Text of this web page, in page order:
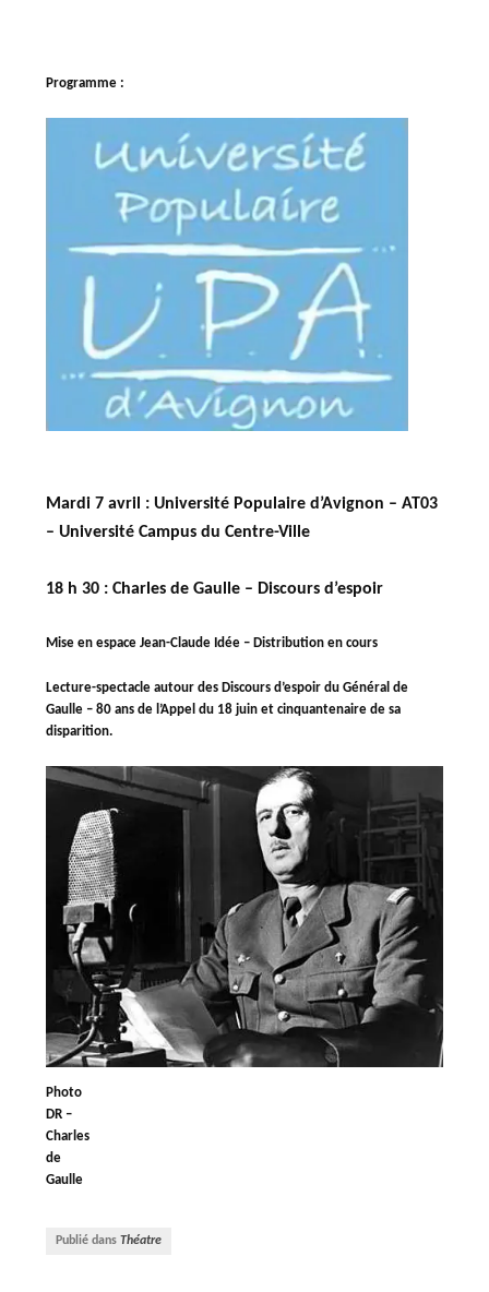
Programme :
Mardi 7 avril : Université Populaire d’Avignon – AT03
– Université Campus du Centre-Ville
18 h 30 :Charles de Gaulle – Discours d’espoir
Mise en espace Jean-Claude Idée – Distribution en cours
Lecture-spectacle autour des Discours d’espoir du Général de
Gaulle – 80 ans de l’Appel du 18 juin et cinquantenaire de sa
disparition.
Photo
DR –
Charles
de
Gaulle
Publié dans Théatre